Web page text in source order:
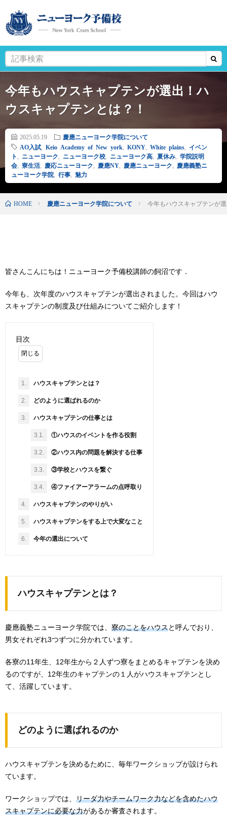
今年もハウスキャプテンが選出！ハ
ウスキャプテンとは？！
2025.05.19
慶應ニューヨーク学院について
AO入試
Keio Academy of New york KONY White plains
イベン
ト
ニューヨーク ニューヨーク校 ニューヨーク高 夏休み
学院説明
会
寮生活 慶応ニューヨーク 慶應NY 慶應ニューヨーク
慶應義塾ニ
ューヨーク学院
行事 魅力
HOME 慶應ニューヨーク学院について 今年もハウスキャプテンが
皆さんこんにちは！ニューヨーク予備校講師の飼沼です．
今年も、次年度のハウスキャプテンが選出されました。今回はハウ
スキャプテンの制度及び仕組みについてご紹介します！
目次
1. ハウスキャプテンとは？
2. どのように選ばれるのか
3. ハウスキャプテンの仕事とは
3.1. ①ハウスのイベントを作る役割
3.2. ②ハウス内の問題を解決する仕事
3.3. ③学校とハウスを繋ぐ
3.4. ④ファイアーアラームの点呼取り
4. ハウスキャプテンのやりがい
5. ハウスキャプテンをする上で大変なこと
6. 今年の選出について
ハウスキャプテンとは？
慶應義塾ニューヨーク学院では、 寮のことをハウスと呼んでおり、
男女それぞれ3つずつに分かれています。
各寮の11年生、12年生から２人ずつ寮をまとめるキャプテンを決め
るのですが、12年生のキャプテンの１人がハウスキャプテンとし
て、活躍しています。
どのように選ばれるのか
ハウスキャプテンを決めるために、毎年ワークショップが設けられ
ています。
ワークショップでは、 リーダ力やチームワーク力などを含めたハウ
スキャプテンに必要な力があるか審査されます。